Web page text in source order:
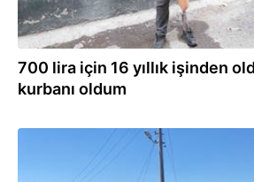
700 lira için 16 yıllık işinden
kurbanı oldum